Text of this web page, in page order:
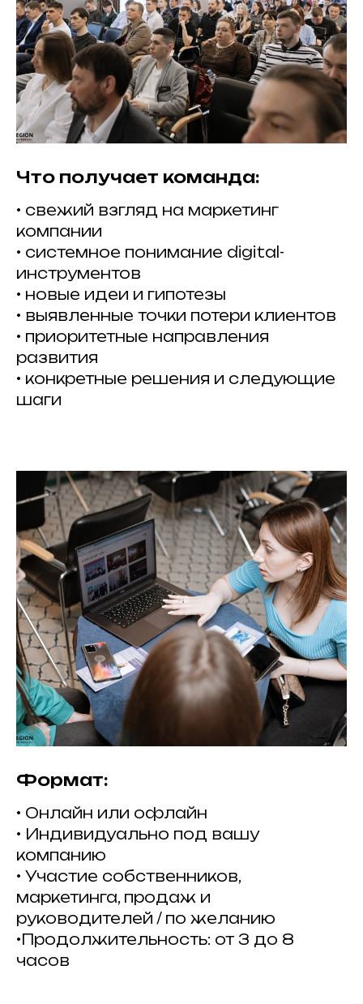
Что получает команда:
• свежий взгляд на маркетинг
компании
• системное понимание digital-
инструментов
• новые идеи и гипотезы
• выявленные точки потери клиентов
• приоритетные направления
развития
• конкретные решения и следующие
шаги
Формат:
• Онлайн или офлайн
• Индивидуально под вашу
компанию
• Участие собственников,
маркетинга, продаж и
руководителей / по желанию
•Продолжительность: от 3 до 8
часов